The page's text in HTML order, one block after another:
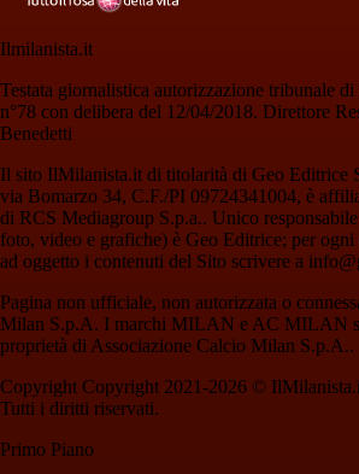
Ilmilanista.it
Testata giornalistica autorizzazione tribunale
n°78 con delibera del 12/04/2018. Direttore
Benedetti
Il sito IlMilanista.it di titolarità di Geo Editrice
via Bomarzo 34, C.F./PI 09724341004, è
di RCS Mediagroup S.p.a.. Unico
foto, video e grafiche) è Geo Editrice; per
ad oggetto i contenuti del Sito scrivere a
Pagina non ufficiale, non autorizzata o
Milan S.p.A. I marchi MILAN e AC MILAN
proprietà di Associazione Calcio Milan S.p.A..
Copyright Copyright 2021-2026 ©
Tutti i diritti riservati.
Primo Piano